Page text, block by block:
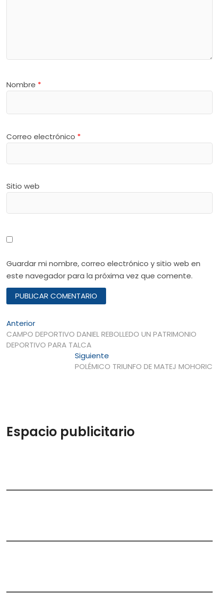
Nombre *
Correo electrónico *
Sitio web
Guardar mi nombre, correo electrónico y sitio web en
este navegador para la próxima vez que comente.
Navegación
de
AnteriorEntrada
anterior:
CAMPO DEPORTIVO DANIEL REBOLLEDO UN PATRIMONIO
DEPORTIVO PARA TALCA
SiguienteEntrada
siguiente:
POLÉMICO TRIUNFO DE MATEJ MOHORIC
Espacio publicitario